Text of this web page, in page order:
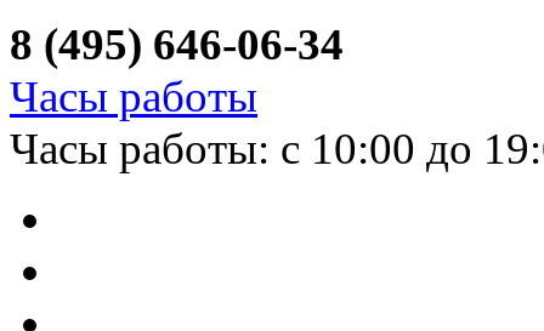
8 (495) 646-06-34
Часы работы
Часы работы: с 10:00 до